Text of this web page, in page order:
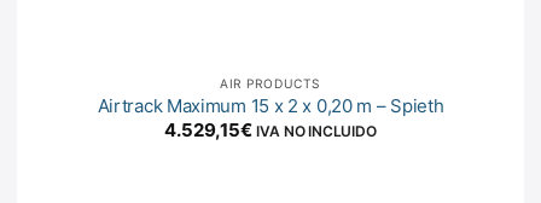
AIR PRODUCTS
Airtrack Maximum 15 x 2 x 0,20 m – Spieth
4.529,15€ IVA NO INCLUIDO